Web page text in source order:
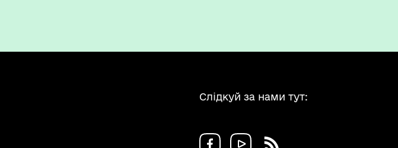
Слідкуй за нами тут: